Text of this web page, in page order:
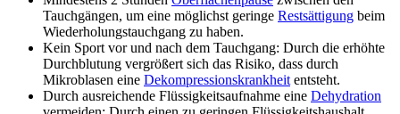
Tauchgängen, um eine möglichst geringe Restsättigung beim
Wiederholungstauchgang zu haben.
Kein Sport vor und nach dem Tauchgang: Durch die erhöhte
Durchblutung vergrößert sich das Risiko, dass durch
Mikroblasen eine Dekompressionskrankheit entsteht.
Durch ausreichende Flüssigkeitsaufnahme eine Dehydration